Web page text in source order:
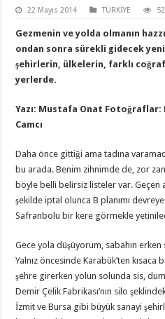
22 Mayıs 2014 TÜRKİYE
Gezmenin ve yolda olmanın
ondan sonra sürekli gidecek
şehirlerin, ülkelerin, farklı
yerlerde.
Yazı: Mustafa Onat
Camcı
Daha önce gittiği ama tadına
bu arada. Benim zihnimde de, zor
böyle belli belirsiz listeler var. Geçen
şekilde iptal olunca B planımı
Safranbolu bir kere görmekle
Gece yola düşüyorum, sabahın
Yalnız öncesinde Karabük’ten kısaca
şehre girerken yolun solunda sis,
Demir Çelik Fabrikası’nın silo
İzmit ve Bursa gibi büyük sanayi